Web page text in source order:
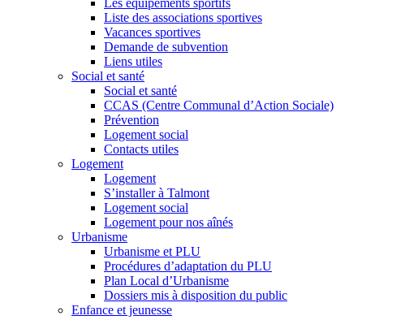
Les équipements sportifs
Liste des associations sportives
Vacances sportives
Demande de subvention
Liens utiles
Social et santé
Social et santé
CCAS (Centre Communal d’Action Sociale)
Prévention
Logement social
Contacts utiles
Logement
Logement
S’installer à Talmont
Logement social
Logement pour nos aînés
Urbanisme
Urbanisme et PLU
Procédures d’adaptation du PLU
Plan Local d’Urbanisme
Dossiers mis à disposition du public
Enfance et jeunesse